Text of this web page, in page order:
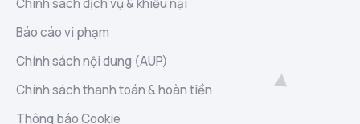
Chính sách dịch vụ & khiếu nại
Báo cáo vi phạm
Chính sách nội dung (AUP)
Chính sách thanh toán & hoàn tiền
Thông báo Cookie